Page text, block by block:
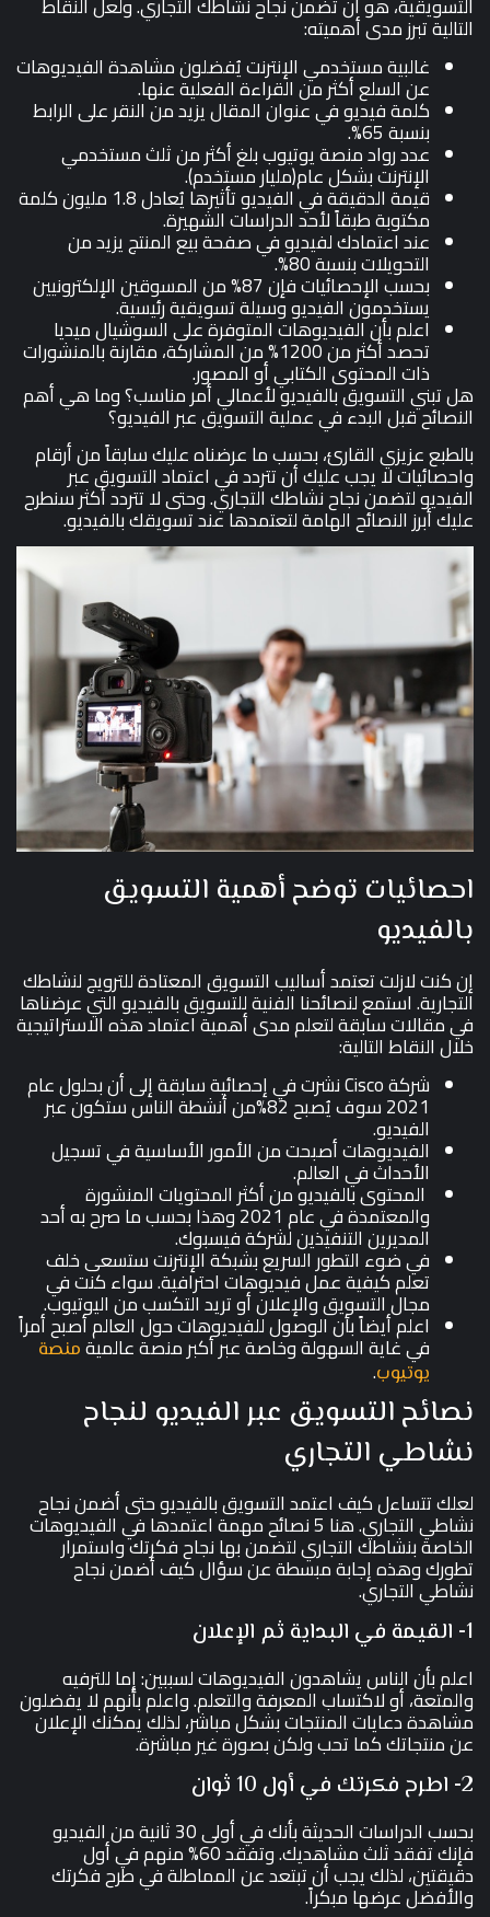
التالية تبرز مدى أهميته:
غالبية مستخدمي الإنترنت يُفضلون مشاهدة الفيديوهات
عن السلع أكثر من القراءة الفعلية عنها.
كلمة فيديو في عنوان المقال يزيد من النقر على الرابط
بنسبة 65%.
عدد رواد منصة يوتيوب بلغ أكثر من ثلث مستخدمي
الإنترنت بشكل عام(مليار مستخدم).
قيمة الدقيقة في الفيديو تأثيرها يُعادل 1.8 مليون كلمة
مكتوبة طبقاً لأحد الدراسات الشهيرة.
عند اعتمادك لفيديو في صفحة بيع المنتج يزيد من
التحويلات بنسبة 80%.
بحسب الإحصائيات فإن 87% من المسوقين الإلكترونيين
يستخدمون الفيديو وسيلة تسويقية رئيسية.
اعلم بأن الفيديوهات المتوفرة على السوشيال ميديا
تحصد أكثر من 1200% من المشاركة، مقارنة بالمنشورات
ذات المحتوى الكتابي أو المصور.
هل تبني التسويق بالفيديو لأعمالي أمر مناسب؟ وما هي أهم
النصائح قبل البدء في عملية التسويق عبر الفيديو؟
بالطبع عزيزي القارئ، بحسب ما عرضناه عليك سابقاً من أرقام
واحصائيات لا يجب عليك أن تتردد في اعتماد التسويق عبر
الفيديو لتضمن نجاح نشاطك التجاري. وحتى لا تتردد أكثر سنطرح
عليك أبرز النصائح الهامة لتعتمدها عند تسويقك بالفيديو.
احصائيات توضح أهمية التسويق
بالفيديو
إن كنت لازلت تعتمد أساليب التسويق المعتادة للترويج لنشاطك
التجارية. استمع لنصائحنا الفنية للتسويق بالفيديو التي عرضناها
في مقالات سابقة لتعلم مدى أهمية اعتماد هذه الاستراتيجية
خلال النقاط التالية:
شركة Cisco نشرت في إحصائية سابقة إلى أن بحلول عام
2021 سوف يُصبح 82%من أنشطة الناس ستكون عبر
الفيديو.
الفيديوهات أصبحت من الأمور الأساسية في تسجيل
الأحداث في العالم.
المحتوى بالفيديو من أكثر المحتويات المنشورة
والمعتمدة في عام 2021 وهذا بحسب ما صرح به أحد
المديرين التنفيذين لشركة فيسبوك.
في ضوء التطور السريع بشبكة الإنترنت ستسعى خلف
تعلم كيفية عمل فيديوهات احترافية. سواء كنت في
مجال التسويق والإعلان أو تريد التكسب من اليوتيوب.
اعلم أيضاً بأن الوصول للفيديوهات حول العالم أصبح أمراً
في غاية السهولة وخاصة عبر أكبر منصة عالميةمنصة
يوتيوب.
نصائح التسويق عبر الفيديو لنجاح
نشاطي التجاري
لعلك تتساءل كيف اعتمد التسويق بالفيديو حتى أضمن نجاح
نشاطي التجاري. هنا 5 نصائح مهمة اعتمدها في الفيديوهات
الخاصة بنشاطك التجاري لتضمن بها نجاح فكرتك واستمرار
تطورك وهذه إجابة مبسطة عن سؤال كيف أضمن نجاح
نشاطي التجاري.
1- القيمة في البداية ثم الإعلان
اعلم بأن الناس يشاهدون الفيديوهات لسببين: إما للترفيه
والمتعة، أو لاكتساب المعرفة والتعلم. واعلم بأنهم لا يفضلون
مشاهدة دعايات المنتجات بشكل مباشر، لذلك يمكنك الإعلان
عن منتجاتك كما تحب ولكن بصورة غير مباشرة.
2- اطرح فكرتك في أول 10 ثوان
بحسب الدراسات الحديثة بأنك في أولى 30 ثانية من الفيديو
فإنك تفقد ثلث مشاهديك. وتفقد 60% منهم في أول
دقيقتين، لذلك يجب أن تبتعد عن المماطلة في طرح فكرتك
والأفضل عرضها مبكراً.